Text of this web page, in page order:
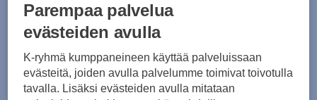
Koko
Parempaa palvelua
evästeiden avulla
K-ryhmä kumppaneineen käyttää palveluissaan
evästeitä, joiden avulla palvelumme toimivat toivotulla
tavalla. Lisäksi evästeiden avulla mitataan